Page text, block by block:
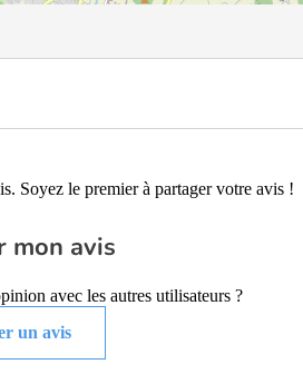
Soyez le premier à partager votre avis !
mon avis
avec les autres utilisateurs ?
un avis